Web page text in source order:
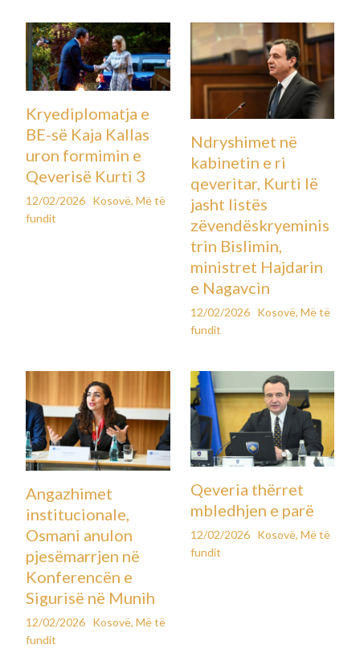
Kryediplomatja e
BE-së Kaja Kallas
uron formimin e
Qeverisë Kurti 3
12/02/2026 Kosovë,Më të
fundit
Ndryshimet në
kabinetin e ri
qeveritar, Kurti lë
jasht listës
zëvendëskryeminis
trin Bislimin,
ministret Hajdarin
e Nagavcin
12/02/2026 Kosovë, Më të
fundit
Angazhimet
institucionale,
Osmani anulon
pjesëmarrjen në
Konferencën e
Sigurisë në Munih
12/02/2026 Kosovë,Më të
fundit
Qeveria thërret
mbledhjen e parë
12/02/2026 Kosovë, Më të
fundit